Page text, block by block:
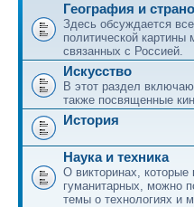
География и
Здесь обсуждается
политической
связанных с Россией.
Искусство
В этот раздел
также посвященные
История
Наука и техника
О викторинах, которые
гуманитарных, можно
темы о технологиях и